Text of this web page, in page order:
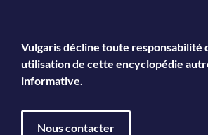
Vulgaris décline toute responsabilité
utilisation de cette encyclopédie
informative.
Nous contacter